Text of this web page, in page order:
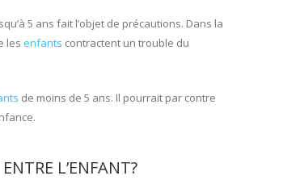
5 ans fait l’objet de précautions. Dans la
les enfants contractent un trouble du
de moins de 5 ans. Il pourrait par contre
L’ENFANT?